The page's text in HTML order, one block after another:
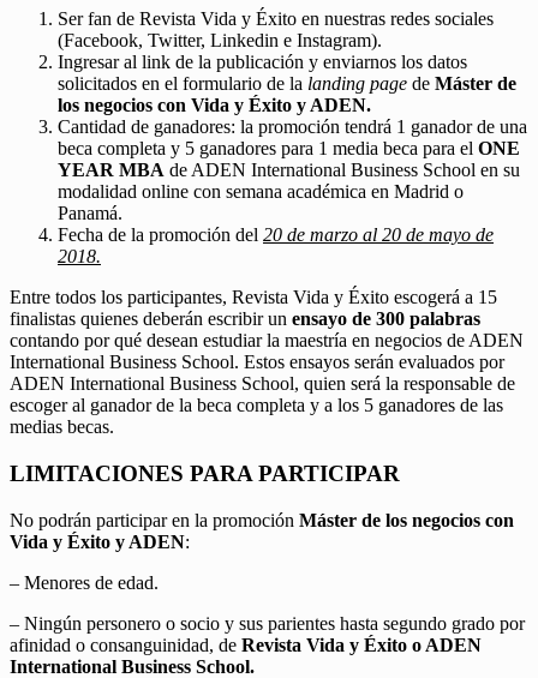
Ser fan de Revista Vida y Éxito en nuestras redes sociales
(Facebook, Twitter, Linkedin e Instagram).
Ingresar al link de la publicación y enviarnos los datos
solicitados en el formulario de la landing page de Máster de
los negocios con Vida y Éxito y ADEN.
Cantidad de ganadores: la promoción tendrá 1 ganador de una
beca completa y 5 ganadores para 1 media beca para el ONE
YEAR MBA de ADEN International Business School en su
modalidad online con semana académica en Madrid o
Panamá.
Fecha de la promoción del 20 de marzo al 20 de mayo de
2018.
Entre todos los participantes, Revista Vida y Éxito escogerá a 15
finalistas quienes deberán escribir un ensayo de 300 palabras
contando por qué desean estudiar la maestría en negocios de ADEN
International Business School. Estos ensayos serán evaluados por
ADEN International Business School, quien será la responsable de
escoger al ganador de la beca completa y a los 5 ganadores de las
medias becas.
LIMITACIONES PARA PARTICIPAR
No podrán participar en la promoción Máster de los negocios con
Vida y Éxito y ADEN:
– Menores de edad.
– Ningún personero o socio y sus parientes hasta segundo grado por
afinidad o consanguinidad, de Revista Vida y Éxito o ADEN
International Business School.